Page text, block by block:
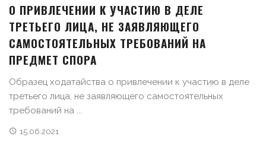
О ПРИВЛЕЧЕНИИ К УЧАСТИЮ В ДЕЛЕ
ТРЕТЬЕГО ЛИЦА, НЕ ЗАЯВЛЯЮЩЕГО
САМОСТОЯТЕЛЬНЫХ ТРЕБОВАНИЙ НА
ПРЕДМЕТ СПОРА
Образец ходатайства о привлечении к участию в деле
третьего лица, не заявляющего самостоятельных
требований на ...
15.06.2021